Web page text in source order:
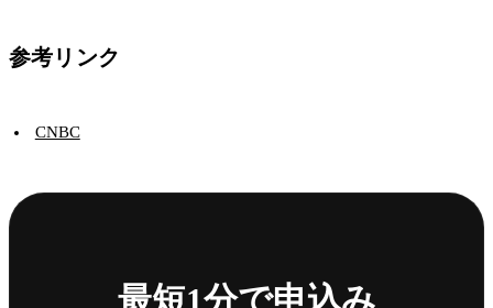
参考リンク
CNBC
最短1分で申込み